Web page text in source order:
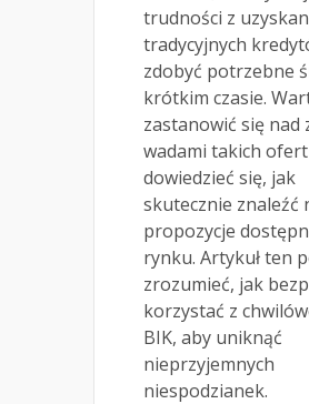
trudności z
tradycyjnych
zdobyć potrzebne
krótkim czasie.
zastanowić się nad
wadami takich
dowiedzieć się, jak
skutecznie znaleźć
propozycje
rynku. Artykuł ten
zrozumieć, jak
korzystać z
BIK, aby uniknąć
nieprzyjemnych
niespodzianek.